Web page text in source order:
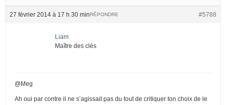
27 février 2014 à 17 h 30 min #5788
RÉPONDRE
Liam
Maître des clés
@Meg
Ah oui par contre il ne s’agissait pas du tout de critiquer ton choix de le